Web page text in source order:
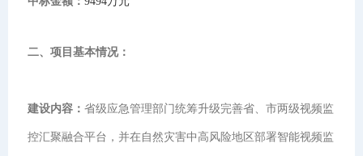
二、项目基本情况：
建设内容： 省级应急管理部门统筹升级完善省、市两级视频监
控汇聚融合平台，并在自然灾害中高风险地区部署智能视频监